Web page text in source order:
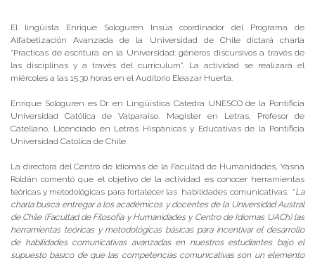
El lingüista Enrique Sologuren Insúa coordinador del Programa de
Alfabetización Avanzada de la Universidad de Chile dictará charla
“Practicas de escritura en la Universidad: géneros discursivos a través de
las disciplinas y a través del curriculum”. La actividad se realizará el
miércoles a las 15:30 horas en el Auditorio Eleazar Huerta.
Enrique Sologuren es Dr. en Lingüística Cátedra UNESCO de la Pontificia
Universidad Católica de Valparaiso. Magíster en Letras, Profesor de
Catellano, Licenciado en Letras Hispánicas y Educativas de la Pontíficia
Universidad Católica de Chile.
La directora del Centro de Idiomas de la Facultad de Humanidades, Yasna
Roldán comentó que el objetivo de la actividad es conocer herramientas
teóricas y metodológicas para fortalecer las habilidades comunicativas: “La
charla busca entregar a los académicos y docentes de la Universidad Austral
de Chile (Facultad de Filosofía y Humanidades y Centro de Idiomas UACh) las
herramientas teóricas y metodológicas básicas para incentivar el desarrollo
de habilidades comunicativas avanzadas en nuestros estudiantes bajo el
supuesto básico de que las competencias comunicativas son un elemento